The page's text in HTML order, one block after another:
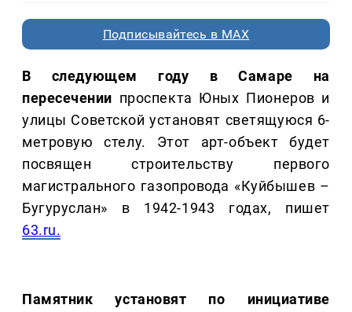
Подписывайтесь в MAX
В следующем году в Самаре на
пересечении проспекта Юных Пионеров и
улицы Советской установят светящуюся 6-
метровую стелу. Этот арт-объект будет
посвящен строительству первого
магистрального газопровода «Куйбышев –
Бугуруслан» в 1942-1943 годах, пишет
63.ru.
Памятник установят по инициативе